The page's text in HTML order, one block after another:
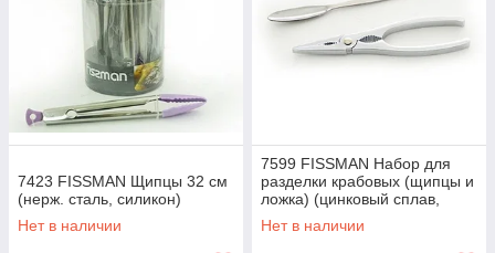
7423 FISSMAN Щипцы 32 см
(нерж. сталь, силикон)
Нет в наличии
7599 FISSMAN Набор для
разделки крабовых (щипцы и
ложка) (цинковый сплав,
нерж. сталь)
Нет в наличии